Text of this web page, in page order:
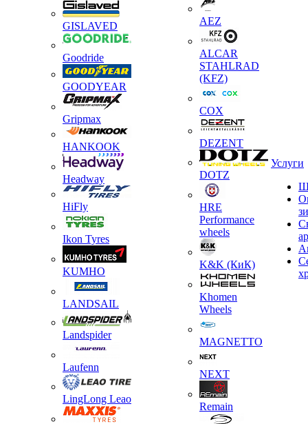
GISLAVED
Goodride
GOODYEAR
Gripmax
HANKOOK
Headway
HiFly
Ikon Tyres
KUMHO
LANDSAIL
Landspider
Laufenn
LingLong Leao
AEZ
ALCAR
STAHLRAD
(KFZ)
COX
DEZENT
DOTZ
HRE
Performance
wheels
K&K (КиК)
Khomen
Wheels
MAGNETTO
NEXT
Remain
Услуги